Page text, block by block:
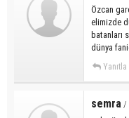
Özcan
elimizde
batanları
dünya
Yanıtla
semra /